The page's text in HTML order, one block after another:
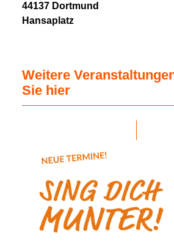
44137 Dortmund
Hansaplatz
Weitere
Sie hier